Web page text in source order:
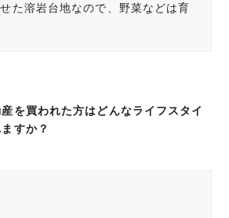
た溶岩台地なので、野菜などは育
を買われた方はどんなライフスタイ
ますか？